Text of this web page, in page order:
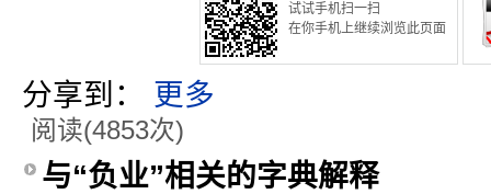
试试手机扫一扫
在你手机上继续浏览此页面
分享到： 更多
阅读(4853次)
与“负业”相关的字典解释